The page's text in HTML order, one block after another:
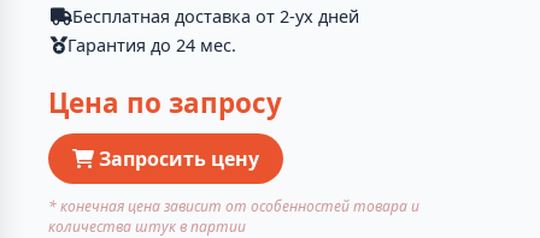
Бесплатная доставка от 2-ух дней
Гарантия до 24 мес.
Цена по запросу
Запросить цену
* конечная цена зависит от особенностей товара и
количества штук в партии